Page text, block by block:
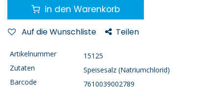
in den Warenkorb
Auf die Wunschliste Teilen
Artikelnummer
15125
Zutaten
Speisesalz (Natriumchlorid)
Barcode
7610039002789